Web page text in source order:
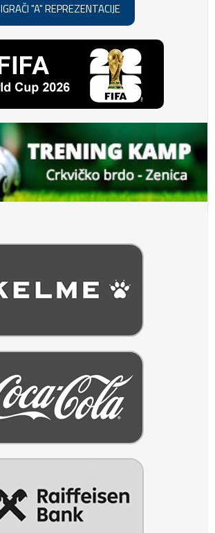
IGRAČI "A" REPREZENTACIJE